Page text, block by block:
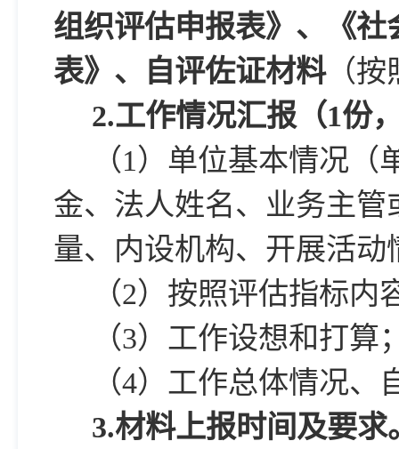
组织评估申报表》、《
表》、自评佐证材料（按
2.工作情况汇报（1份
（1）单位基本情况
金、法人姓名、业务主
量、内设机构、开展活动
（2）按照评估指标
（3）工作设想和打算
（4）工作总体情况、
3.材料上报时间及要求